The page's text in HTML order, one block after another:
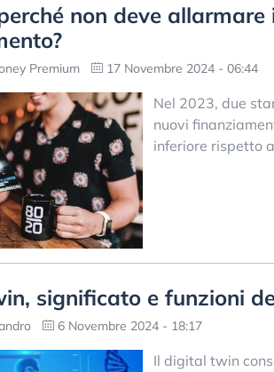
non deve
Premium 17 Novembre 2024 - 06:44
Nel 2023, due
nuovi
inferiore rispetto
significato e funzioni
6 Novembre 2024 - 18:17
Il digital twin